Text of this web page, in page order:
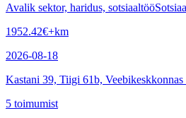
Avalik sektor, haridus, sotsiaaltöö
1952.42€+km
2026-08-18
Kastani 39, Tiigi 61b,
5 toimumist